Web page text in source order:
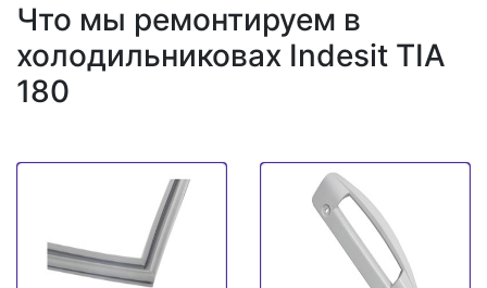
Что мы ремонтируем в
холодильниковах Indesit TIA
180